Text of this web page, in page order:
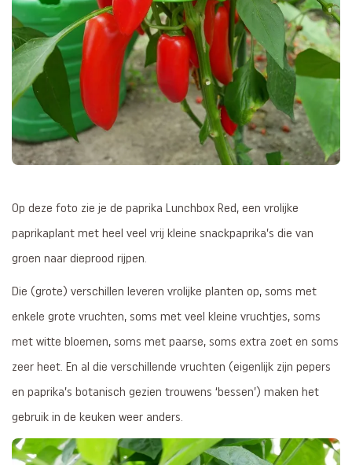
Op deze foto zie je de paprika Lunchbox Red, een vrolijke
paprikaplant met heel veel vrij kleine snackpaprika’s die van
groen naar dieprood rijpen.
Die (grote) verschillen leveren vrolijke planten op, soms met
enkele grote vruchten, soms met veel kleine vruchtjes, soms
met witte bloemen, soms met paarse, soms extra zoet en soms
zeer heet. En al die verschillende vruchten (eigenlijk zijn pepers
en paprika’s botanisch gezien trouwens ‘bessen’) maken het
gebruik in de keuken weer anders.